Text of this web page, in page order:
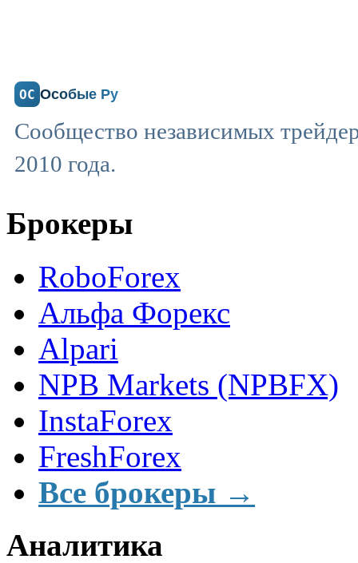
ОС Особые Ру
Сообщество независимых
2010 года.
Брокеры
RoboForex
Альфа Форекс
Alpari
NPB Markets (NPBFX)
InstaForex
FreshForex
Все брокеры →
Аналитика